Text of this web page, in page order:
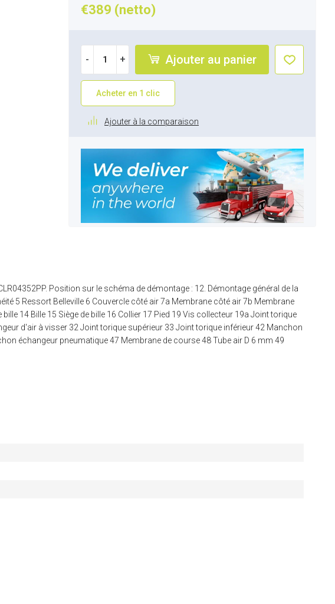
€389 (netto)
- + Ajouter au panier
Acheter en 1 clic
Ajouter à la comparaison
Position sur le schéma de démontage : 12. Démontage général de la
5 Ressort Belleville 6 Couvercle côté air 7a Membrane côté air 7b Membrane
14 Bille 15 Siège de bille 16 Collier 17 Pied 19 Vis collecteur 19a Joint torique
d'air à visser 32 Joint torique supérieur 33 Joint torique inférieur 42 Manchon
échangeur pneumatique 47 Membrane de course 48 Tube air D 6 mm 49